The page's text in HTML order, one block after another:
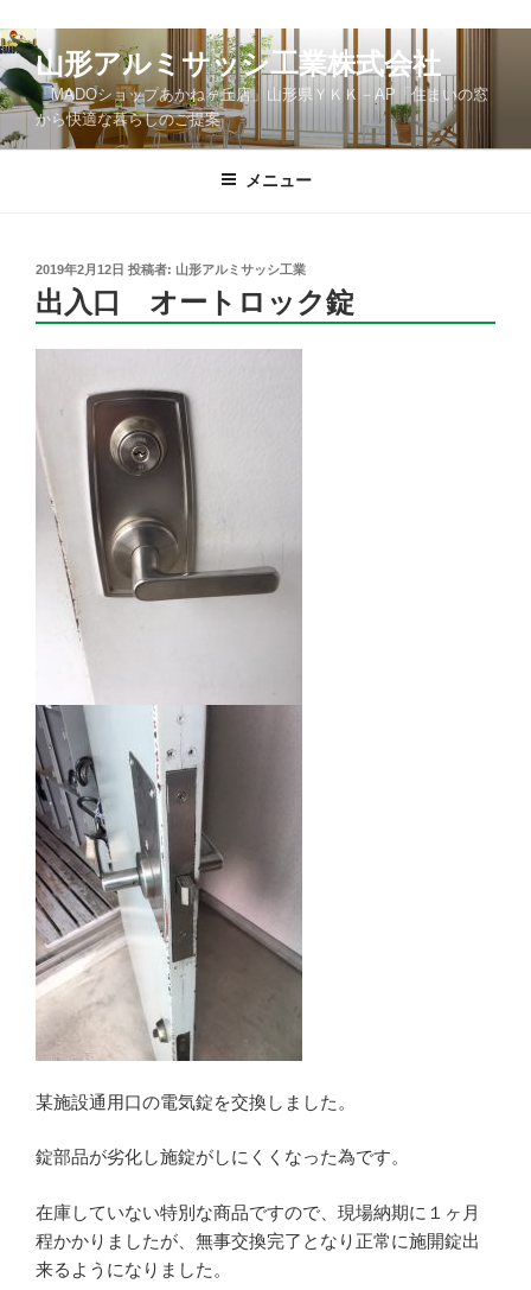
コ
ン
テ
ン
ツ
山形アルミサッシ工業株式会社
「MADOショップあかねヶ丘店」山形県ＹＫＫ－AP「住まいの窓
から快適な暮らしのご提案
メニュー
投
稿
日:
2019年2月12日 投稿者: 山形アルミサッシ工業
出入口 オートロック錠
某施設通用口の電気錠を交換しました。
錠部品が劣化し施錠がしにくくなった為です。
在庫していない特別な商品ですので、現場納期に１ヶ月
程かかりましたが、無事交換完了となり正常に施開錠出
来るようになりました。